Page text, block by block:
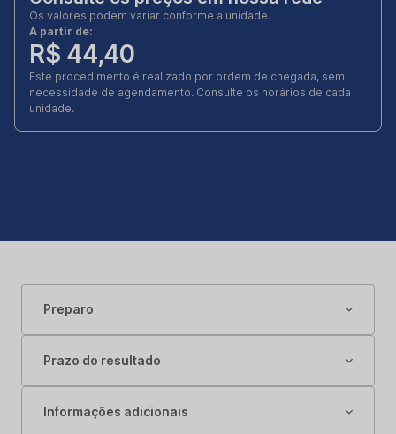
Os valores podem variar conforme a unidade.
A partir de:
R$ 44,40
Este procedimento é realizado por ordem de chegada, sem
necessidade de agendamento. Consulte os horários de cada
unidade.
Preparo
Prazo do resultado
Informações adicionais